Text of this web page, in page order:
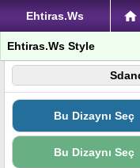
Ehtiras.Ws
Ehtiras.Ws Style
Bu Dizaynı Seç
Bu Dizaynı Seç